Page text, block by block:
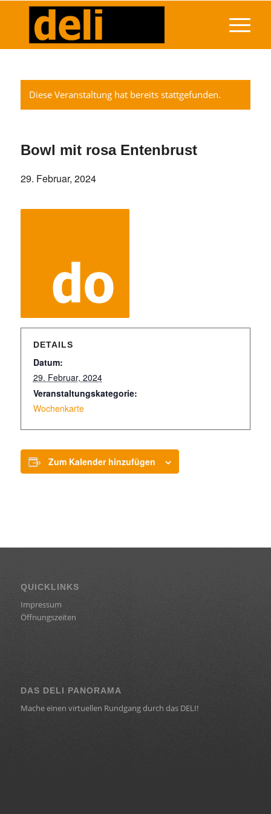
Diese Veranstaltung hat bereits stattgefunden.
Bowl mit rosa Entenbrust
29. Februar, 2024
DETAILS
Datum:
29. Februar, 2024
Veranstaltungskategorie:
Wochenkarte
Zum Kalender hinzufügen
QUICKLINKS
Impressum
Öffnungszeiten
DAS DELI PANORAMA
Mache einen virtuellen Rundgang durch das DELI!